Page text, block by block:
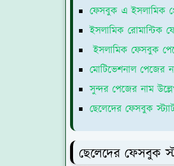
ফেসবুক এ ইসলামিক
ইসলামিক রোমান্টিক
ইসলামিক ফেসবুক
মোটিভেশনাল পেজের
সুন্দর পেজের নাম
ছেলেদের ফেসবুক
ছেলেদের ফেসবুক